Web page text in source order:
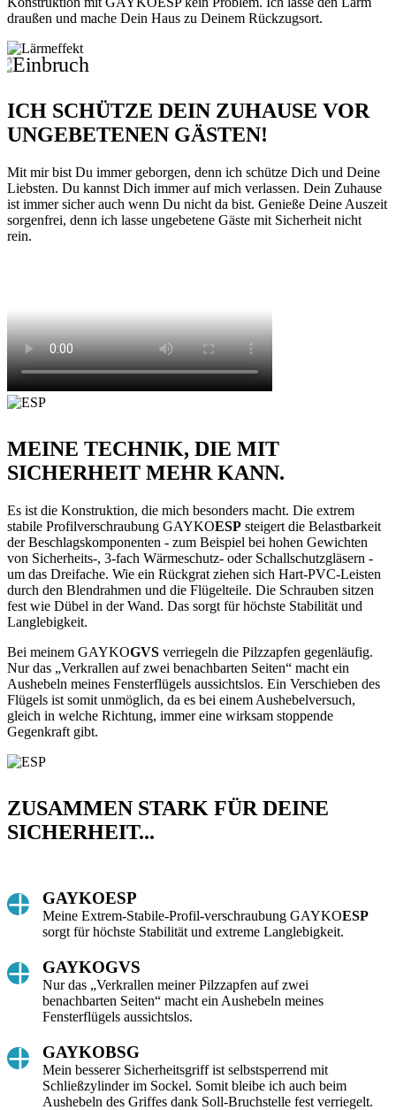
draußen und mache Dein Haus zu Deinem Rückzugsort.
Einbruchzahlenwieder !
ICH SCHÜTZE DEIN ZUHAUSE VOR
UNGEBETENEN GÄSTEN!
Mit mir bist Du immer geborgen, denn ich schütze Dich und Deine
Liebsten. Du kannst Dich immer auf mich verlassen. Dein Zuhause
ist immer sicher auch wenn Du nicht da bist. Genieße Deine Auszeit
sorgenfrei, denn ich lasse ungebetene Gäste mit Sicherheit nicht
rein.
MEINE TECHNIK, DIE MIT
SICHERHEIT MEHR KANN.
Es ist die Konstruktion, die mich besonders macht. Die extrem
stabile Profilverschraubung GAYKOESP steigert die Belastbarkeit
der Beschlagskomponenten - zum Beispiel bei hohen Gewichten
von Sicherheits-, 3-fach Wärmeschutz- oder Schallschutzgläsern -
um das Dreifache. Wie ein Rückgrat ziehen sich Hart-PVC-Leisten
durch den Blendrahmen und die Flügelteile. Die Schrauben sitzen
fest wie Dübel in der Wand. Das sorgt für höchste Stabilität und
Langlebigkeit.
Bei meinem GAYKOGVS verriegeln die Pilzzapfen gegenläufig.
Nur das „Verkrallen auf zwei benachbarten Seiten“ macht ein
Aushebeln meines Fensterflügels aussichtslos. Ein Verschieben des
Flügels ist somit unmöglich, da es bei einem Aushebelversuch,
gleich in welche Richtung, immer eine wirksam stoppende
Gegenkraft gibt.
ZUSAMMEN STARK FÜR DEINE
SICHERHEIT...
GAYKOESP
Meine Extrem-Stabile-Profil-verschraubung GAYKOESP
sorgt für höchste Stabilität und extreme Langlebigkeit.
GAYKOGVS
Nur das „Verkrallen meiner Pilzzapfen auf zwei
benachbarten Seiten“ macht ein Aushebeln meines
Fensterflügels aussichtslos.
GAYKOBSG
Mein besserer Sicherheitsgriff ist selbstsperrend mit
Schließzylinder im Sockel. Somit bleibe ich auch beim
Aushebeln des Griffes dank Soll-Bruchstelle fest verriegelt.